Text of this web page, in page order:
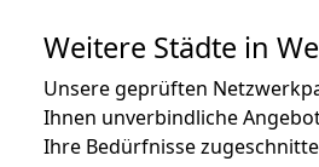
Weitere Städte in
Unsere geprüften
Ihnen unverbindliche
Ihre Bedürfnisse